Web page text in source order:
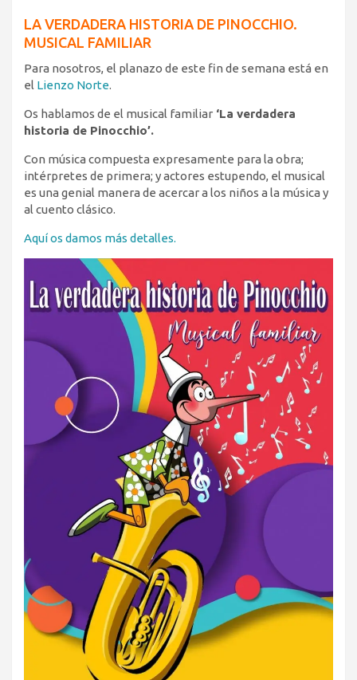
LA VERDADERA HISTORIA DE PINOCCHIO.
MUSICAL FAMILIAR
Para nosotros, el planazo de este fin de semana está en
el Lienzo Norte.
Os hablamos de el musical familiar ‘La verdadera
historia de Pinocchio’.
Con música compuesta expresamente para la obra;
intérpretes de primera; y actores estupendo, el musical
es una genial manera de acercar a los niños a la música y
al cuento clásico.
Aquí os damos más detalles.